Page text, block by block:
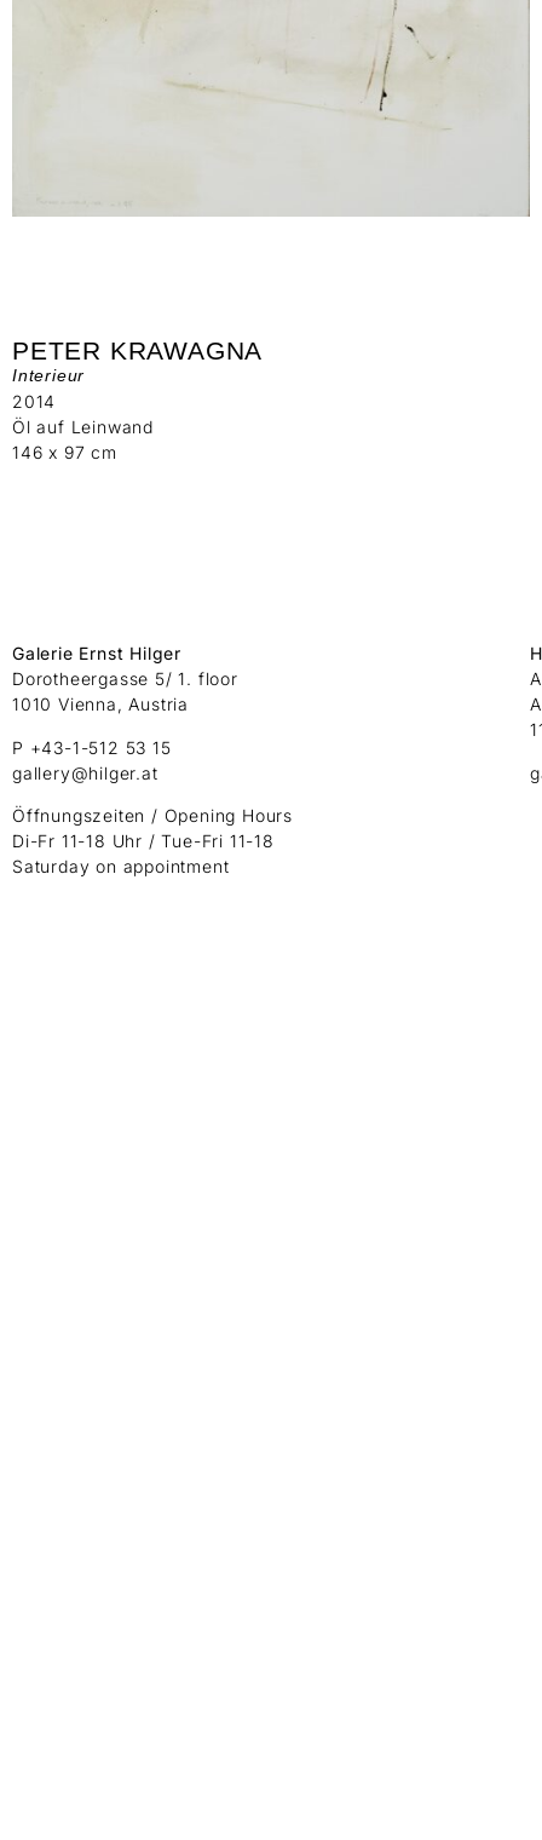
PETER KRAWAGNA
Interieur
2014
Öl auf Leinwand
146 x 97 cm
Galerie Ernst Hilger
Dorotheergasse 5/ 1. floor
1010 Vienna, Austria
P +43-1-512 53 15
gallery@hilger.at
Öffnungszeiten / Opening Hours
Di-Fr 11-18 Uhr / Tue-Fri 11-18
Saturday on appointment